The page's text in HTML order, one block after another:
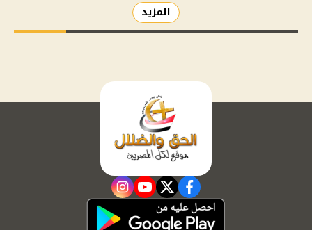
المزيد
facebook
twitter
youtube
instagram